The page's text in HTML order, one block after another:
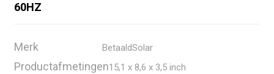
60HZ
Merk BetaaldSolar
Productafmetingen15,1 x 8,6 x 3,5 inch